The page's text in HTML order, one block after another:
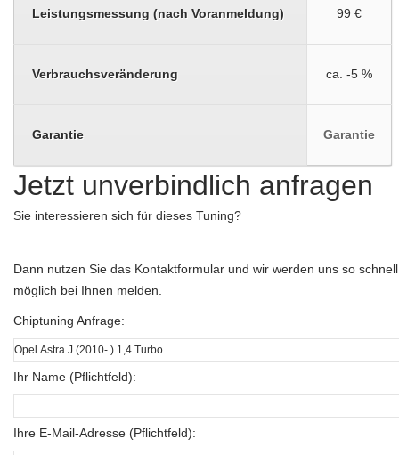
Leistungsmessung (nach Voranmeldung) 99 €
Verbrauchsveränderung ca. -5 %
Garantie Garantie
Jetzt unverbindlich anfragen
Sie interessieren sich für dieses Tuning?
Dann nutzen Sie das Kontaktformular und wir werden uns so
möglich bei Ihnen melden.
Chiptuning Anfrage:
Ihr Name (Pflichtfeld):
Ihre E-Mail-Adresse (Pflichtfeld):